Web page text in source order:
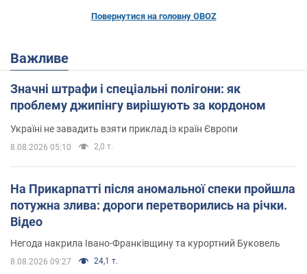
Повернутися на головну OBOZ
Важливе
Значні штрафи і спеціальні полігони: як
проблему джипінгу вирішують за кордоном
Україні не завадить взяти приклад із країн Європи
8.08.2026 05:10 2,0 т.
На Прикарпатті після аномальної спеки пройшла
потужна злива: дороги перетворились на річки.
Відео
Негода накрила Івано-Франківщину та курортний Буковель
8.08.2026 09:27 24,1 т.